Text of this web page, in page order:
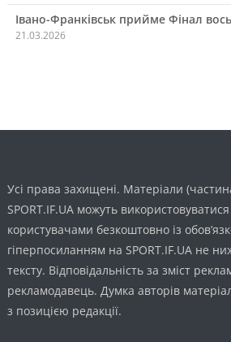
Івано-Франківськ прийме Фінал
21.03.2026
Усі права захищені. Матеріали
SPORT.IF.UA можуть
користувачами безкоштовно із
гіперпосиланням на SPORT.IF.UA не
тексту. Відповідальність за зміст
рекламодавець. Думка авторів
з позицією редакції.